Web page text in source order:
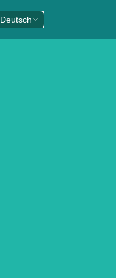
Deutsch